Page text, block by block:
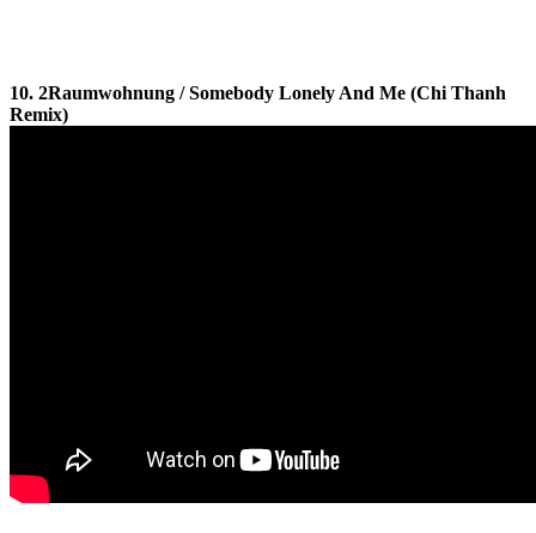
10. 2Raumwohnung / Somebody Lonely And Me (Chi Thanh
Remix)